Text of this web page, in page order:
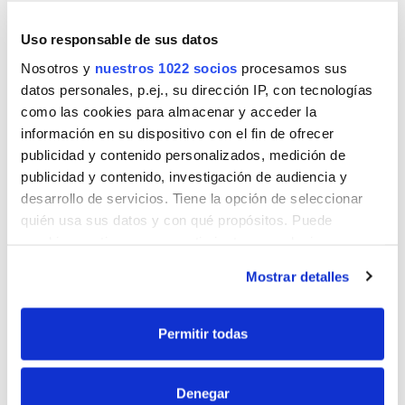
Uso responsable de sus datos
Nosotros y nuestros 1022 socios procesamos sus
datos personales, p.ej., su dirección IP, con tecnologías
como las cookies para almacenar y acceder la
información en su dispositivo con el fin de ofrecer
publicidad y contenido personalizados, medición de
publicidad y contenido, investigación de audiencia y
desarrollo de servicios. Tiene la opción de seleccionar
quién usa sus datos y con qué propósitos. Puede
Si lo permite, también quisiéramos:
Mostrar detalles
Permitir todas
Denegar
9:30 a 10:30 - Odontalgia atípica: las 7
causas de dolor dental (Dr. Eduardo
Vázquez, Odontólogo)
10:30 a 11:00 - Descanso
11:00 a 12:00 - Disestesia oclusal: ¿por qué
mi paciente no esta cómodo con su
oclusión? (Dr. Vicente Wielandt,
Odontólogo)
12:00 a 13:00 - Manejo conductual del
PONENTES